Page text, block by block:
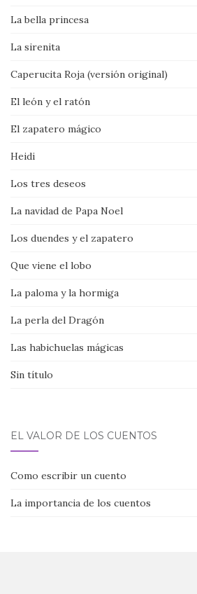
La bella princesa
La sirenita
Caperucita Roja (versión original)
El león y el ratón
El zapatero mágico
Heidi
Los tres deseos
La navidad de Papa Noel
Los duendes y el zapatero
Que viene el lobo
La paloma y la hormiga
La perla del Dragón
Las habichuelas mágicas
Sin título
EL VALOR DE LOS CUENTOS
Como escribir un cuento
La importancia de los cuentos